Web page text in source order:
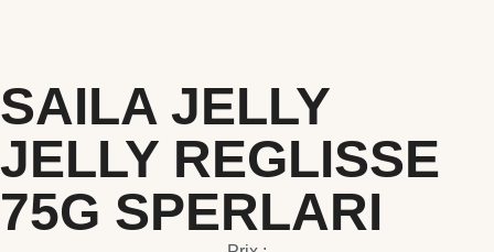
SAILA JELLY
JELLY REGLISSE
75G SPERLARI